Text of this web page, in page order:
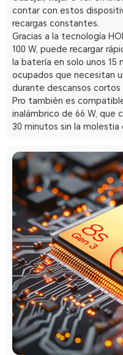
contar con estos
recargas constantes.
Gracias a la tecnología
100 W, puede recargar
la batería en solo unos 15
ocupados que necesitan
durante descansos cortos
Pro también es
inalámbrico de 66 W, que
30 minutos sin la molestia